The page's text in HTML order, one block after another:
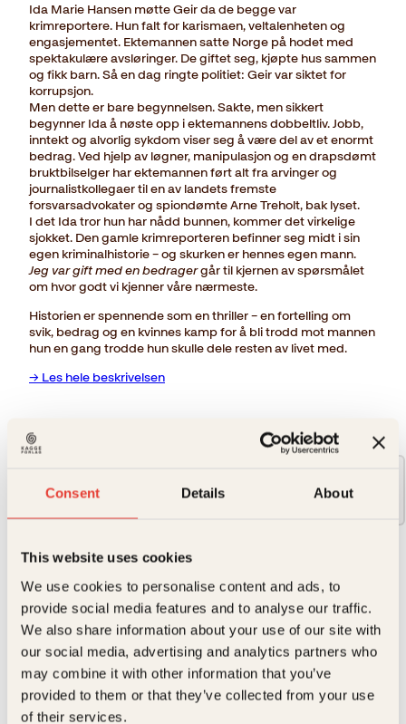
Consent Details About
This website uses cookies
We use cookies to personalise content and ads, to
provide social media features and to analyse our traffic.
We also share information about your use of our site with
our social media, advertising and analytics partners who
may combine it with other information that you’ve
provided to them or that they’ve collected from your use
of their services.
Ida Marie Hansen møtte Geir da de begge var
krimreportere. Hun falt for karismaen, veltalenheten og
engasjementet. Ektemannen satte Norge på hodet med
spektakulære avsløringer. De giftet seg, kjøpte hus sammen
og fikk barn. Så en dag ringte politiet: Geir var siktet for
korrupsjon.
Men dette er bare begynnelsen. Sakte, men sikkert
begynner Ida å nøste opp i ektemannens dobbeltliv. Jobb,
inntekt og alvorlig sykdom viser seg å være del av et enormt
bedrag. Ved hjelp av løgner, manipulasjon og en drapsdømt
bruktbilselger har ektemannen ført alt fra arvinger og
journalistkollegaer til en av landets fremste
forsvarsadvokater og spiondømte Arne Treholt, bak lyset.
I det Ida tror hun har nådd bunnen, kommer det virkelige
sjokket. Den gamle krimreporteren befinner seg midt i sin
egen kriminalhistorie – og skurken er hennes egen mann.
Jeg var gift med en bedragergår til kjernen av spørsmålet
om hvor godt vi kjenner våre nærmeste.
Historien er spennende som en thriller – en fortelling om
svik, bedrag og en kvinnes kamp for å bli trodd mot mannen
hun en gang trodde hun skulle dele resten av livet med.
→ Les hele beskrivelsen
Format:
349kr
399 krOpprinnelig
var:
399kr.
349krNåværende
pris
er:
349kr.
mengden
Jeg
var
gift
en
bedrager
antall
mengden
Kjøp
På lager
Beskrivelse